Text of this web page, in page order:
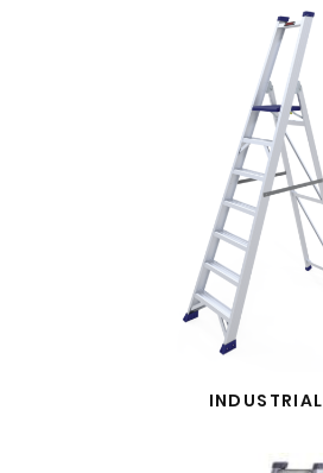
INDUSTRIAL